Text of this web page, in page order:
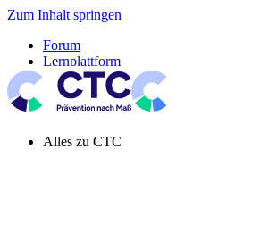
Zum Inhalt springen
Forum
Lernplattform
Pressespiegel
Newsletter
Systemeinstellung aktiv
Alles zu CTC